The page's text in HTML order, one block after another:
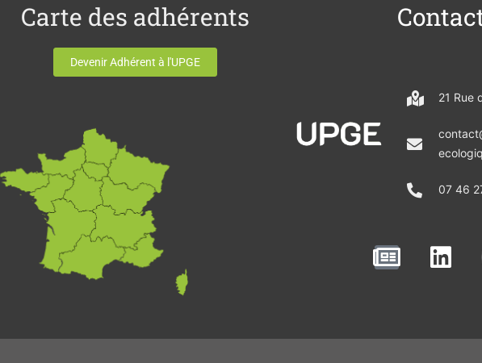
Carte des adhérents
Devenir Adhérent à l'UPGE
21 Rue
07 46
N
e
p
L
i
e